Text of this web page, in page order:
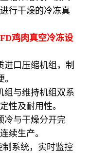
行干燥的冷冻真
鸡肉真空冷冻设
口压缩机组，制
与维持机组双系
性及耐用性。
与干燥分开完
续生产。
系统，实时监控